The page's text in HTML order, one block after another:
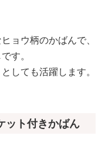
ョウ柄のかばんで、
す。
しても活躍します。
ット付きかばん